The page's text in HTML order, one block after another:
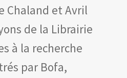
Chaland et Avril
de la Librairie
à la recherche
par Bofa,